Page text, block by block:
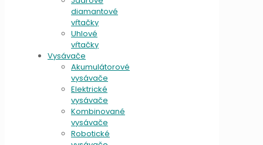
diamantové
vŕtačky
Uhlové
vŕtačky
Vysávače
Akumulátorové
vysávače
Elektrické
vysávače
Kombinované
vysávače
Robotické